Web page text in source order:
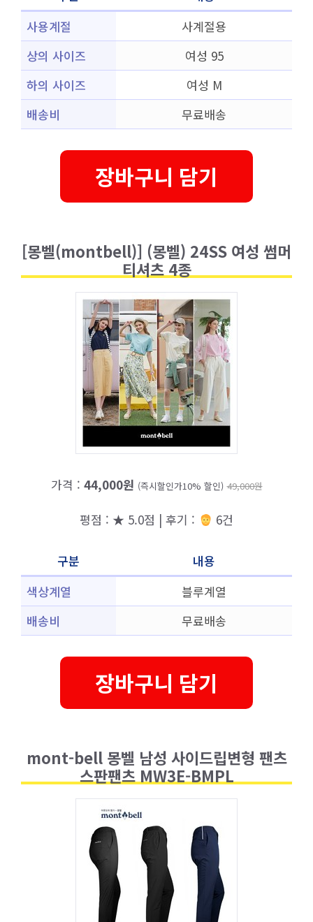
사용계절
사계절용
상의 사이즈
여성 95
하의 사이즈
여성 M
배송비
무료배송
장바구니 담기
[몽벨(montbell)] (몽벨) 24SS 여성 썸머
티셔츠 4종
가격 : 44,000원 (즉시할인가10% 할인) 49,000원
평점 : ★ 5.0점 | 후기 : 6건
구분
내용
색상계열
블루계열
배송비
무료배송
장바구니 담기
mont-bell 몽벨 남성 사이드립변형 팬츠
스판팬츠 MW3E-BMPL